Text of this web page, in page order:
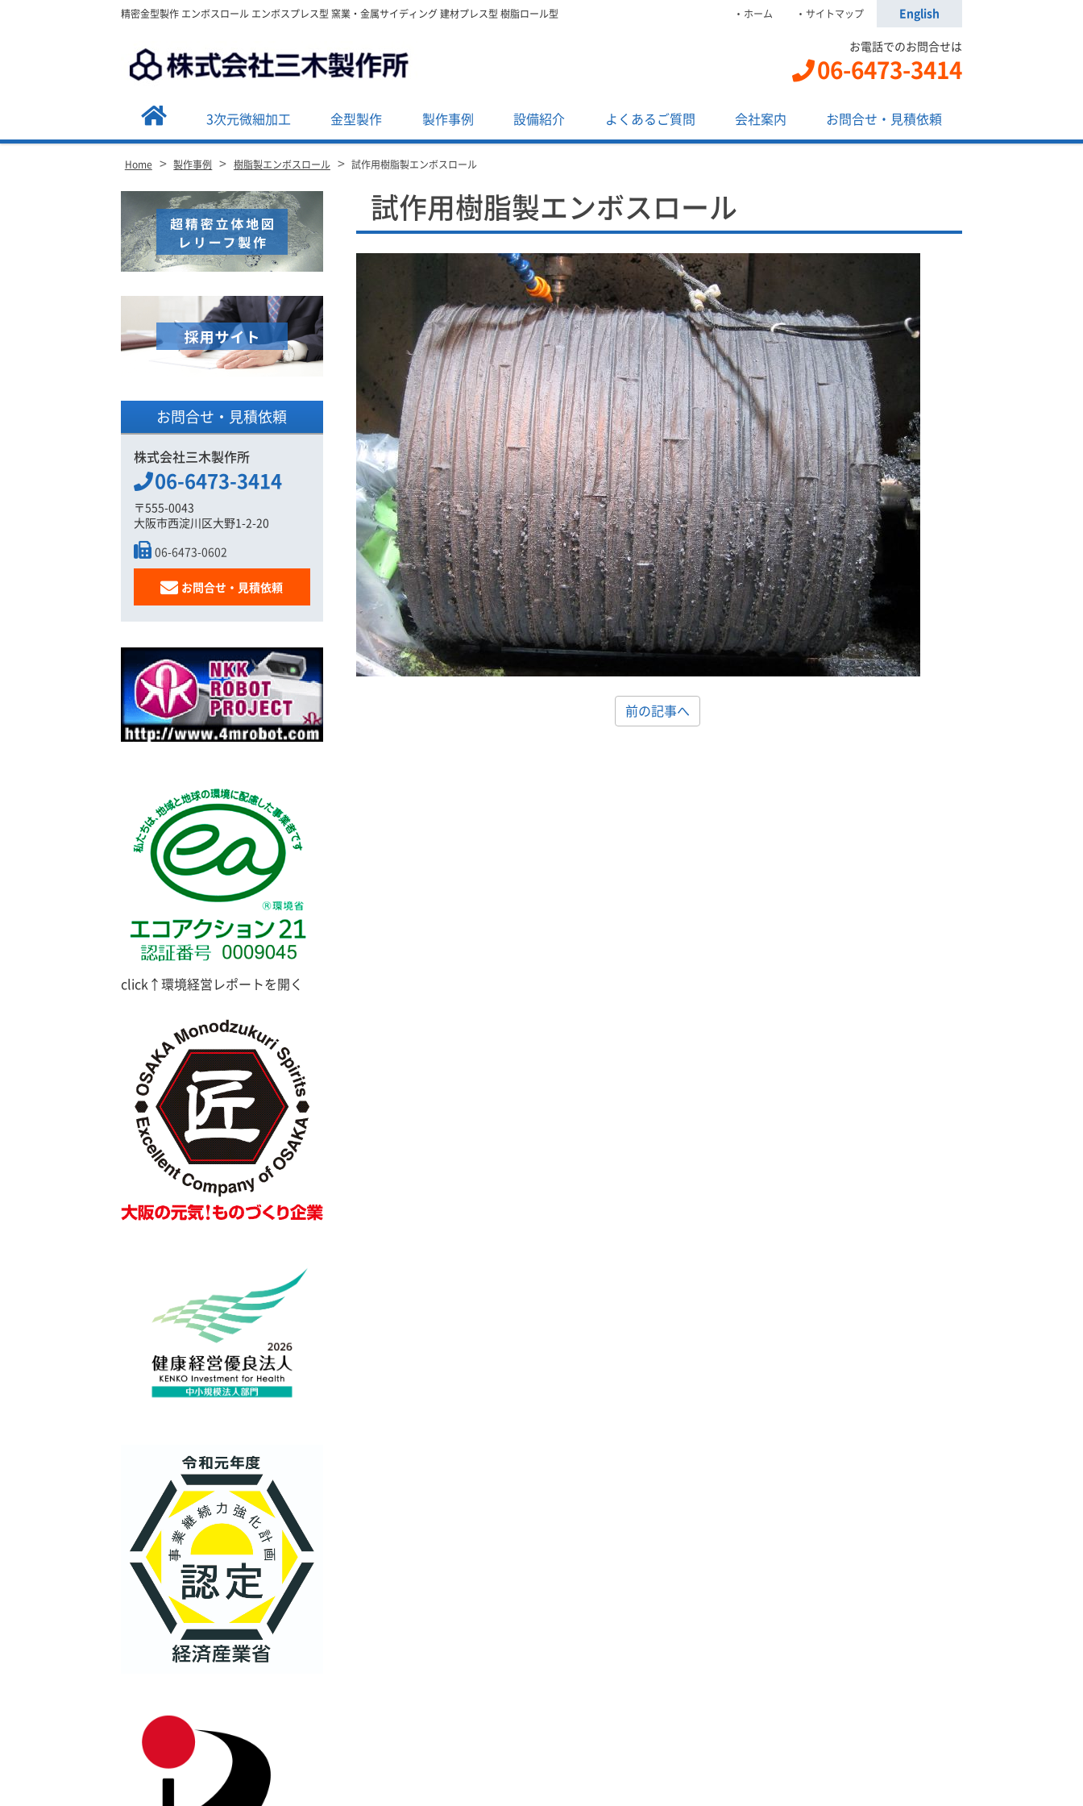
精密金型製作 エンボスロール エンボスプレス型 窯業・金属サイディング 建材プレス型 樹脂ロール型 ホーム サイトマップ English
お電話でのお問合せは
06-6473-3414
3次元微細加工 金型製作 製作事例 設備紹介 よくあるご質問 会社案内 お問合せ・見積依頼
Home > 製作事例 > 樹脂製エンボスロール > 試作用樹脂製エンボスロール
試作用樹脂製エンボスロール
前の記事へ
お問合せ・見積依頼
株式会社三木製作所
06-6473-3414
〒555-0043
大阪市西淀川区大野1-2-20
06-6473-0602
お問合せ・見積依頼
click↑環境経営レポートを開く